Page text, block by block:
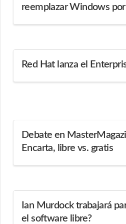
reemplazar Windows
Red Hat lanza el
Debate en
Encarta, libre vs. gratis
Ian Murdock trabajará
el software libre?